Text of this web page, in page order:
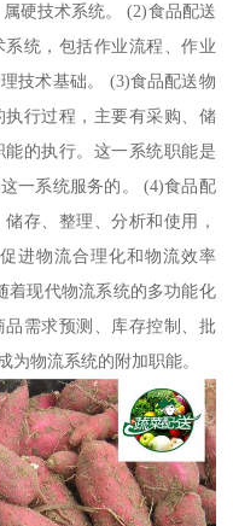
硬技术系统。 (2)食品配送
统，包括作业流程、作业
技术基础。 (3)食品配送物
行过程，主要有采购、储
的执行。这一系统职能是
一系统服务的。 (4)食品配
存、整理、分析和使用，
进物流合理化和物流效率
着现代物流系统的多功能化
需求预测、库存控制、批
为物流系统的附加职能。